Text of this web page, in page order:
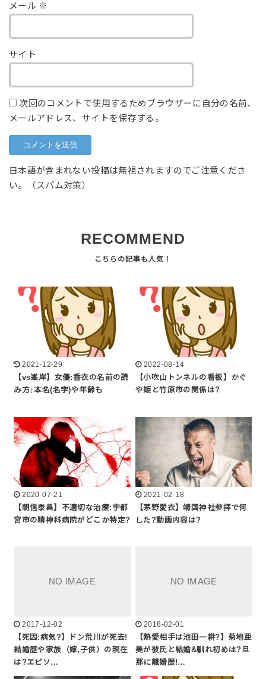
メール ※
サイト
次回のコメントで使用するためブラウザーに自分の名前、
メールアドレス、サイトを保存する。
日本語が含まれない投稿は無視されますのでご注意くださ
い。（スパム対策）
RECOMMEND
2021-12-29
【vs峯岸】女優:香衣の名前の読
み方↓本名(名字)や年齢も
2022-08-14
【小吹山トンネルの看板】かぐ
や姫と竹原市の関係は?
2020-07-21
【朝信泰昌】不適切な治療:宇都
宮市の精神科病院がどこか特定?
2021-02-18
【茅野愛衣】靖国神社参拝で何
した?動画内容は?
2017-12-02
【死因:病気?】ドン荒川が死去!
結婚歴や家族（嫁,子供）の現在
は?エピソ…
2018-02-01
【熱愛相手は池田一耕?】菊地亜
美が彼氏と結婚&馴れ初めは?旦
那に離婚歴!…